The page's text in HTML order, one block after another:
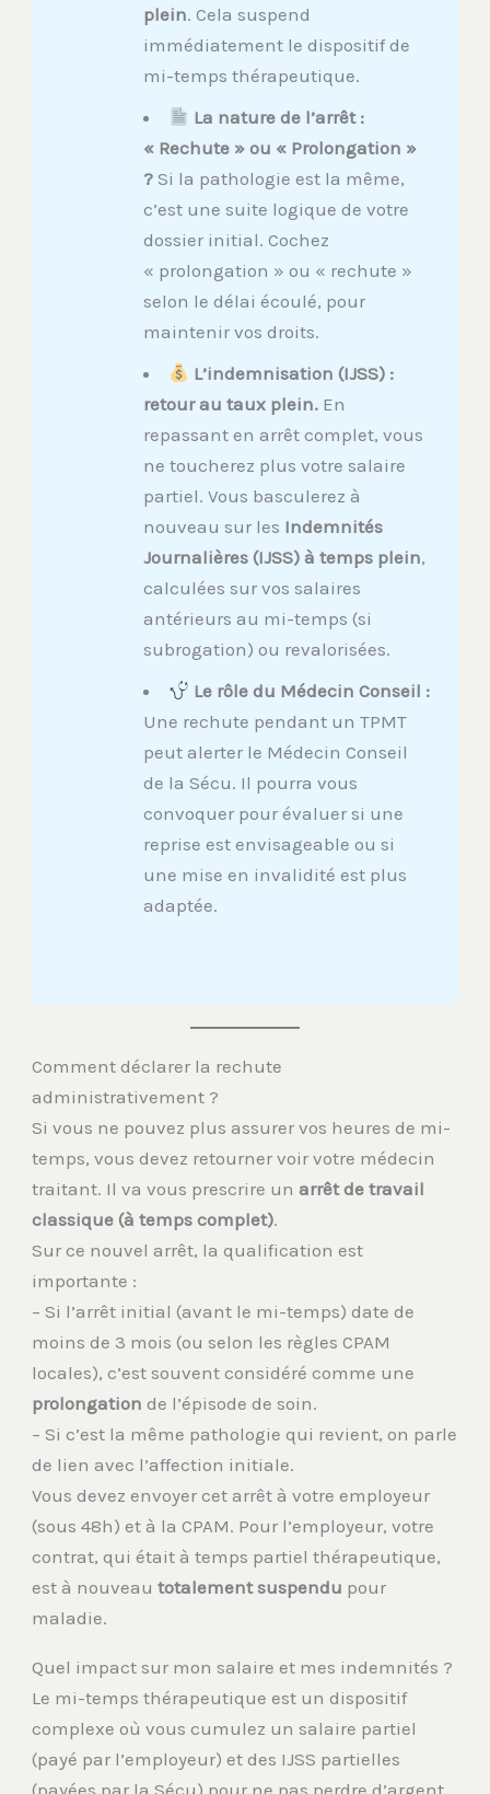
plein. Cela suspend
immédiatement le dispositif de
mi-temps thérapeutique.
La nature de l’arrêt :
« Rechute » ou « Prolongation »
?Si la pathologie est la même,
c’est une suite logique de votre
dossier initial. Cochez
« prolongation » ou « rechute »
selon le délai écoulé, pour
maintenir vos droits.
L’indemnisation (IJSS) :
retour au taux plein.En
repassant en arrêt complet, vous
ne toucherez plus votre salaire
partiel. Vous basculerez à
nouveau sur les Indemnités
Journalières (IJSS) à temps plein,
calculées sur vos salaires
antérieurs au mi-temps (si
subrogation) ou revalorisées.
Le rôle du Médecin Conseil :
Une rechute pendant un TPMT
peut alerter le Médecin Conseil
de la Sécu. Il pourra vous
convoquer pour évaluer si une
reprise est envisageable ou si
une mise en invalidité est plus
adaptée.
Comment déclarer la rechute
administrativement ?
Si vous ne pouvez plus assurer vos heures de mi-
temps, vous devez retourner voir votre médecin
traitant. Il va vous prescrire unarrêt de travail
classique (à temps complet).
Sur ce nouvel arrêt, la qualification est
importante :
– Si l’arrêt initial (avant le mi-temps) date de
moins de 3 mois (ou selon les règles CPAM
locales), c’est souvent considéré comme une
prolongation de l’épisode de soin.
– Si c’est la même pathologie qui revient, on parle
de lien avec l’affection initiale.
Vous devez envoyer cet arrêt à votre employeur
(sous 48h) et à la CPAM. Pour l’employeur, votre
contrat, qui était à temps partiel thérapeutique,
est à nouveautotalement suspendu pour
maladie.
Quel impact sur mon salaire et mes indemnités ?
Le mi-temps thérapeutique est un dispositif
complexe où vous cumulez un salaire partiel
(payé par l’employeur) et des IJSS partielles
(payées par la Sécu) pour ne pas perdre d’argent.